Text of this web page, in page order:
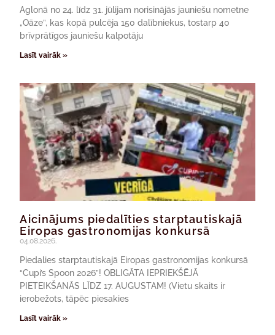
Aglonā no 24. līdz 31. jūlijam norisinājās jauniešu nometne
„Oāze”, kas kopā pulcēja 150 dalībniekus, tostarp 40
brīvprātīgos jauniešu kalpotāju
Lasīt vairāk »
Aicinājums piedalīties starptautiskajā
Eiropas gastronomijas konkursā
04.08.2026.
Piedalies starptautiskajā Eiropas gastronomijas konkursā
“Cupi’s Spoon 2026”! OBLIGĀTA IEPRIEKŠĒJĀ
PIETEIKŠANĀS LĪDZ 17. AUGUSTAM! (Vietu skaits ir
ierobežots, tāpēc piesakies
Lasīt vairāk »